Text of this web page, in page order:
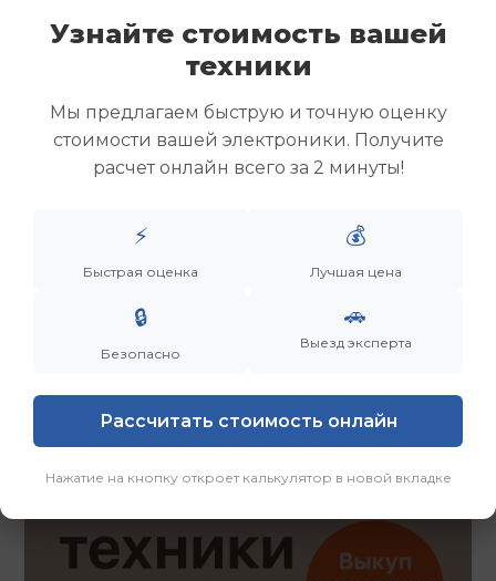
Скупка ноутбуков
Скупка игровых ноутбуков
Скупка рабочих ноутбуков
Скупка старых ноутбуков (б/у)
Скупка роутеров и сетевого оборудования
Узнайте стоимость вашей
техники
Мы предлагаем быструю и точную оценку
стоимости вашей электроники. Получите
расчет онлайн всего за 2 минуты!
⚡
Быстрая оценка
💰
Лучшая цена
🔒
Безопасно
🚗
Выезд эксперта
Рассчитать стоимость онлайн
Нажатие на кнопку откроет калькулятор в новой вкладке